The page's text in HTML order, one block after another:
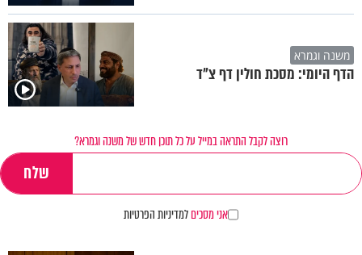
משנה וגמרא
הדף היומי: מסכת חולין דף צ"ד
רוצה לקבל התראה במייל על כל תוכן חדש של משנה וגמרא?
אני מסכיםלמדיניות הפרטיות